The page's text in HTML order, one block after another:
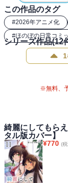
この作品のタグ
#2026年アニメ化
#ほのぼの日常コミ
シリーズ作品(12
※無料、
綺麗にしてもら
タル版カバー】
¥770 (